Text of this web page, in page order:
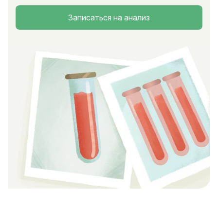
Записаться на анализ